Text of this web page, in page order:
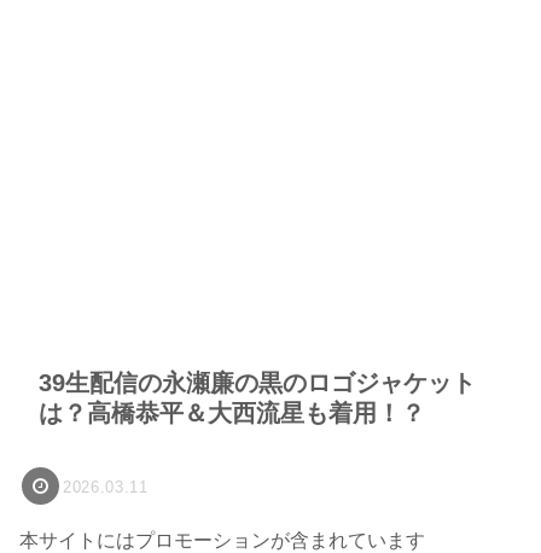
39生配信の永瀬廉の黒のロゴジャケット
は？高橋恭平＆大西流星も着用！？
2026.03.11
本サイトにはプロモーションが含まれています